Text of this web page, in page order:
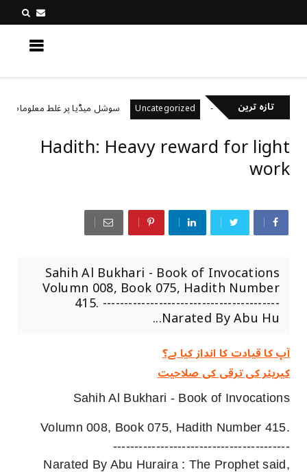
تازہ ترین
رکھتے ہیں؟ Uncategorized سوشل میڈیا پر غلط معلومات کیسے
Hadith: Heavy reward for light
work
Sahih Al Bukhari - Book of Invocations
Volumn 008, Book 075, Hadith Number
415. -----------------------------------------
Narated By Abu Hu...
آپ کا قیادت کا انداز کیا ہے؟
کیریئر کی ترقی کی صلاحیت
Sahih Al Bukhari - Book of Invocations
Volumn 008, Book 075, Hadith Number 415.
-----------------------------------------
Narated By Abu Huraira : The Prophet said,